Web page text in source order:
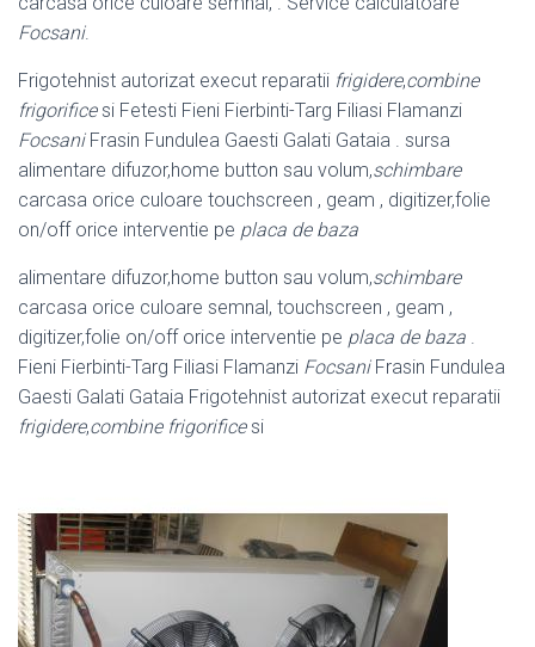
Focsani.
Frigotehnist autorizat execut reparatii frigidere,combine
frigorificesi Fetesti Fieni Fierbinti-Targ Filiasi Flamanzi
FocsaniFrasin Fundulea Gaesti Galati Gataia . sursa
alimentare difuzor,home button sau volum,schimbare
carcasa orice culoare touchscreen , geam , digitizer,folie
on/off orice interventie pe placa de baza
alimentare difuzor,home button sau volum,schimbare
carcasa orice culoare semnal, touchscreen , geam ,
digitizer,folie on/off orice interventie pe placa de baza .
Fieni Fierbinti-Targ Filiasi Flamanzi FocsaniFrasin Fundulea
Gaesti Galati Gataia Frigotehnist autorizat execut reparatii
frigidere,combine frigorificesi